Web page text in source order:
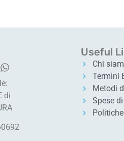
di
Useful
Chi
Termini
Metodi
Spese